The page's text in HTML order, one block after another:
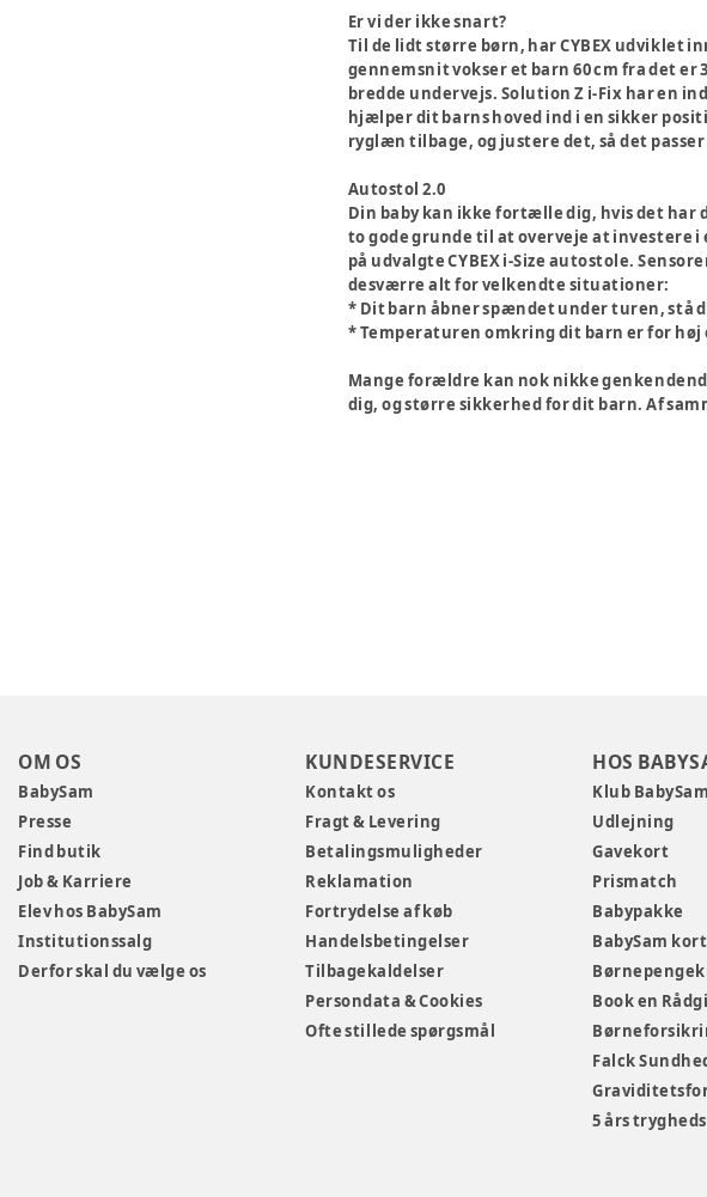
Er vi der ikke snart?
Til de lidt større børn, har CYBEX udviklet
gennemsnit vokser et barn 60 cm fra det
bredde undervejs. Solution Z i-Fix har en
hjælper dit barns hoved ind i en sikker
ryglæn tilbage, og justere det, så det
Autostol 2.0
Din baby kan ikke fortælle dig, hvis det
to gode grunde til at overveje at investere i
på udvalgte CYBEX i-Size autostole.
desværre alt for velkendte situationer:
* Dit barn åbner spændet under turen, stå
* Temperaturen omkring dit barn er for høj
Mange forældre kan nok nikke
dig, og større sikkerhed for dit barn. Af
OM OS
BabySam
Presse
Find butik
Job & Karriere
Elev hos BabySam
Institutionssalg
Derfor skal du vælge os
KUNDESERVICE
Kontakt os
Fragt & Levering
Betalingsmuligheder
Reklamation
Fortrydelse af køb
Handelsbetingelser
Tilbagekaldelser
Persondata & Cookies
Ofte stillede spørgsmål
HOS
Klub BabySam
Udlejning
Gavekort
Prismatch
Babypakke
BabySam kort
Book en
Falck
5 års